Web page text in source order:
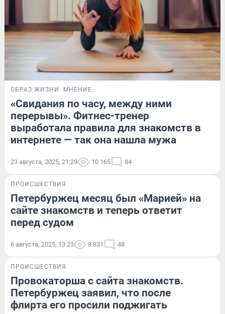
ОБРАЗ ЖИЗНИ МНЕНИЕ
«Свидания по часу, между ними
перерывы». Фитнес-тренер
выработала правила для знакомств в
интернете — так она нашла мужа
23 августа, 2025, 21:29 10 165 84
ПРОИСШЕСТВИЯ
Петербуржец месяц был «Марией» на
сайте знакомств и теперь ответит
перед судом
6 августа, 2025, 13:23 8 831 48
ПРОИСШЕСТВИЯ
Провокаторша с сайта знакомств.
Петербуржец заявил, что после
флирта его просили поджигать